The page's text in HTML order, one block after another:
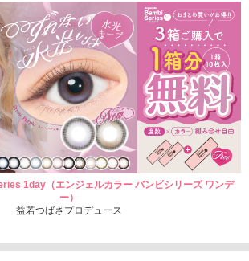
1day（エンジェルカラー バンビシリーズ ワンデ
ー）
益若つばさプロデュース